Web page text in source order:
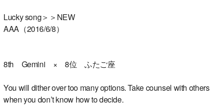
Lucky song＞＞NEW
AAA（2016/6/8）
8th Gemini × 8位 ふたご座
You will dither over too many options. Take counsel with others
when you don’t know how to decide.